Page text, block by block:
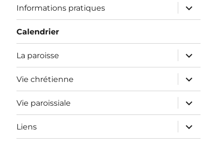
Informations pratiques
ouvrir
le
sous-
Calendrier
La paroisse
ouvrir
le
sous-
menu
Vie chrétienne
ouvrir
le
sous-
menu
Vie paroissiale
ouvrir
le
sous-
menu
Liens
ouvrir
le
sous-